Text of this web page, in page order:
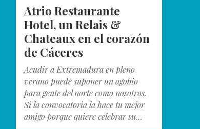
Atrio Restaurante
Hotel, un Relais &
Chateaux en el corazón
de Cáceres
Acudir a Extremadura en pleno
verano puede suponer un agobio
para gente del norte como nosotros.
Si la convocatoria la hace tu mejor
amigo porque quiere celebrar su…